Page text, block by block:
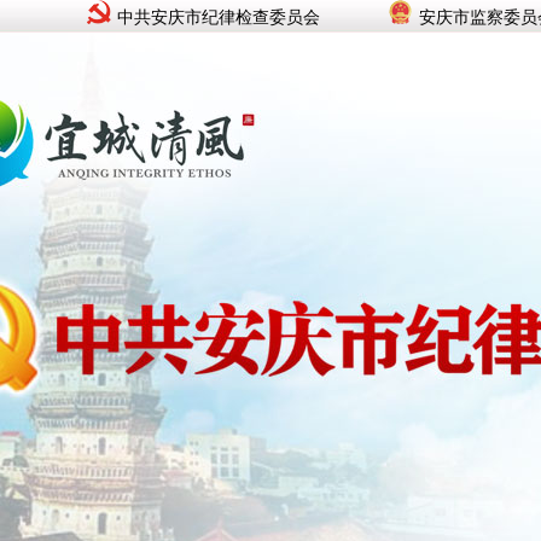
中共安庆市纪律检查委员会 安庆市监察委